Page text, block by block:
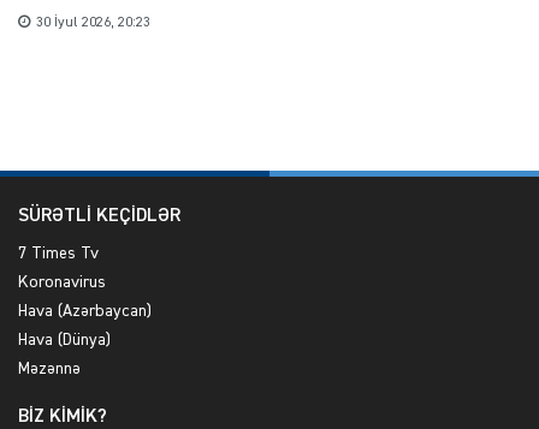
30 İyul 2026, 20:23
SÜRƏTLİ KEÇİDLƏR
7 Times Tv
Koronavirus
Hava (Azərbaycan)
Hava (Dünya)
Məzənnə
BİZ KİMİK?